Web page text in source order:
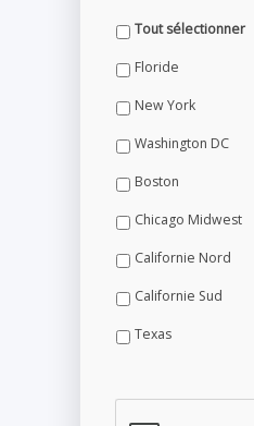
Tout sélectionner
Floride
New York
Washington DC
Boston
Chicago Midwest
Californie Nord
Californie Sud
Texas